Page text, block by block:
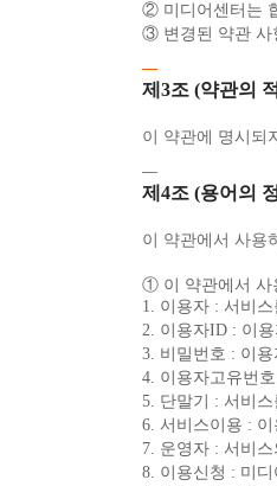
② 미디어센터는
③ 변경된 약관 사
제3조 (약관의
이 약관에 명시되
제4조 (용어의
이 약관에서 사용
① 이 약관에서 사
1. 이용자 : 서비
2. 이용자ID : 이
3. 비밀번호 : 이
4. 이용자고유번
5. 단말기 : 서비
6. 서비스이용 :
7. 운영자 : 서비
8. 이용신청 : 미